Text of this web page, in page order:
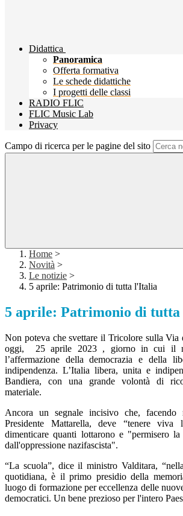
Didattica
Panoramica
Offerta formativa
Le schede didattiche
I progetti delle classi
RADIO FLIC
FLIC Music Lab
Privacy
Campo di ricerca per le pagine del sito
Home >
Novità >
Le notizie >
5 aprile: Patrimonio di tutta l'Italia
5 aprile: Patrimonio di
Non poteva che svettare il Tricolore sulla Via
oggi, 25 aprile 2023 , giorno in cui il
l’affermazione della democrazia e della
indipendenza. L’Italia libera, unita e
Bandiera, con una grande volontà di
materiale.
Ancora un segnale incisivo che, facendo
Presidente Mattarella, deve “tenere
dimenticare quanti lottarono e "permisero
dall'oppressione nazifascista".
“La scuola”, dice il ministro Valditara,
quotidiana, è il primo presidio della
luogo di formazione per eccellenza delle
democratici. Un bene prezioso per l'intero